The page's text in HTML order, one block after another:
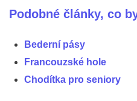
Podobné články, co
Bederní pásy
Francouzské hole
Chodítka pro seniory